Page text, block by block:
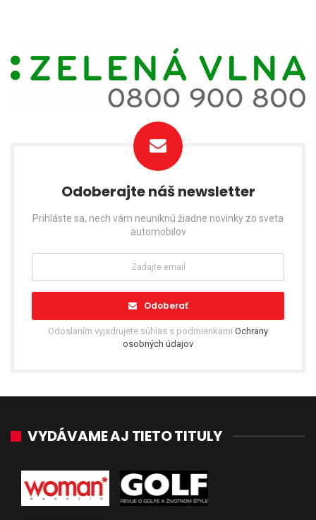
Odoberajte náš newsletter
Prihláste sa, nech vám neuniknú žiadne novinky zo sveta
automobilov
Odoberať
Odoslaním vyjadrujete súhlas s podmienkami Ochrany
osobných údajov
VYDÁVAME AJ TIETO TITULY